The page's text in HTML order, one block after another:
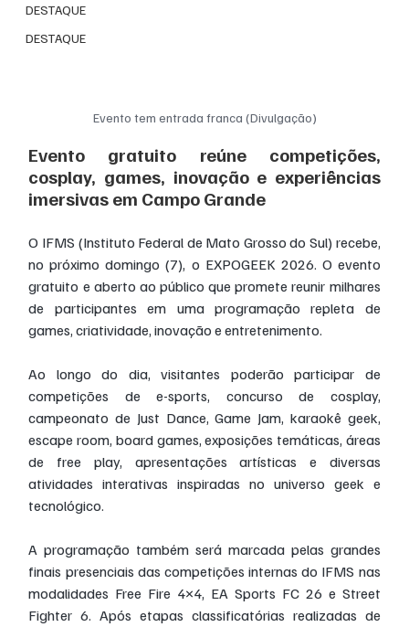
DESTAQUE
DESTAQUE
Evento tem entrada franca (Divulgação)
Evento gratuito reúne competições,
cosplay, games, inovação e experiências
imersivas em Campo Grande
O IFMS (Instituto Federal de Mato Grosso do Sul) recebe,
no próximo domingo (7), o EXPOGEEK 2026. O evento
gratuito e aberto ao público que promete reunir milhares
de participantes em uma programação repleta de
games, criatividade, inovação e entretenimento.
Ao longo do dia, visitantes poderão participar de
competições de e-sports, concurso de cosplay,
campeonato de Just Dance, Game Jam, karaokê geek,
escape room, board games, exposições temáticas, áreas
de free play, apresentações artísticas e diversas
atividades interativas inspiradas no universo geek e
tecnológico.
A programação também será marcada pelas grandes
finais presenciais das competições internas do IFMS nas
modalidades Free Fire 4×4, EA Sports FC 26 e Street
Fighter 6. Após etapas classificatórias realizadas de